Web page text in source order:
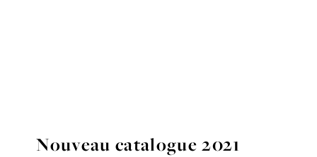
Nouveau catalogue 2021